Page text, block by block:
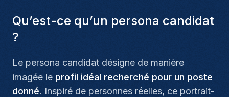
Qu’est-ce qu’un persona candidat
?
Le persona candidat désigne de manière
imagée le profil idéal recherché pour un poste
donné. Inspiré de personnes réelles, ce portrait-